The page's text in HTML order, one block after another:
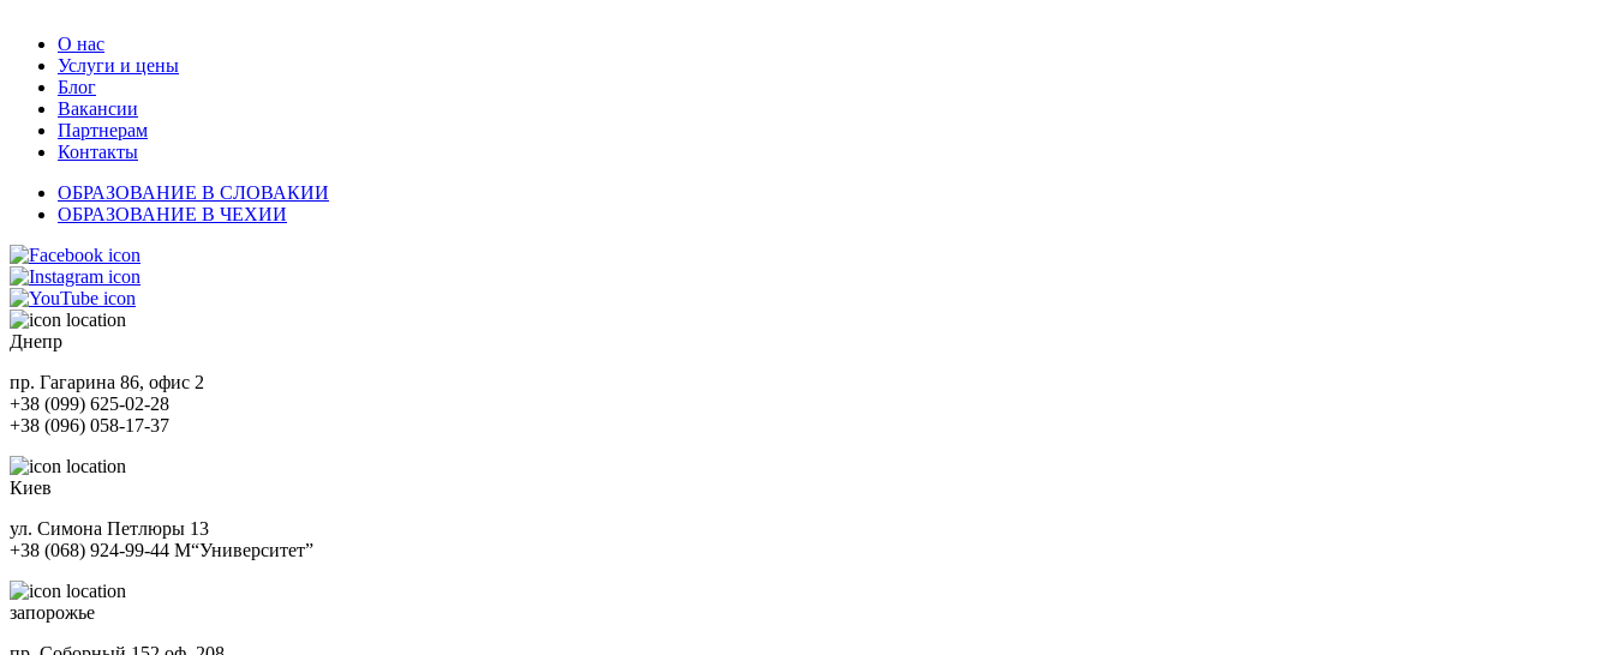
О нас
Услуги и цены
Блог
Вакансии
Партнерам
Контакты
ОБРАЗОВАНИЕ В СЛОВАКИИ
ОБРАЗОВАНИЕ В ЧЕХИИ
Днепр
пр. Гагарина 86, офис 2
+38 (099) 625-02-28
+38 (096) 058-17-37
Киев
ул. Симона Петлюры 13
+38 (068) 924-99-44 М“Университет”
запорожье